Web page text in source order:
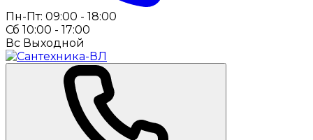
Пн-Пт: 09:00 - 18:00
Сб 10:00 - 17:00
Вс Выходной